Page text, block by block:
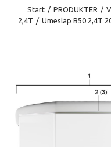
Start / PRODUKTER /
2,4T / Umesläp B50 2,4T